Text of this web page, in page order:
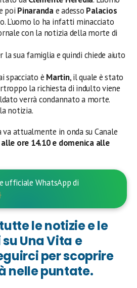
poi Pinarandae adesso Palacios
L’uomo lo ha infatti minacciato
con la notizia della morte di
sua famiglia e quindi chiede aiuto
spacciato è Martin, il quale è stato
la richiesta di indulto viene
verrà condannato a morte.
notizia.
va attualmente in onda su Canale
ore 14.10 e domenica alle
ufficiale WhatsApp di
le notizie e le
Una Vita e
per scoprire
nelle puntate.